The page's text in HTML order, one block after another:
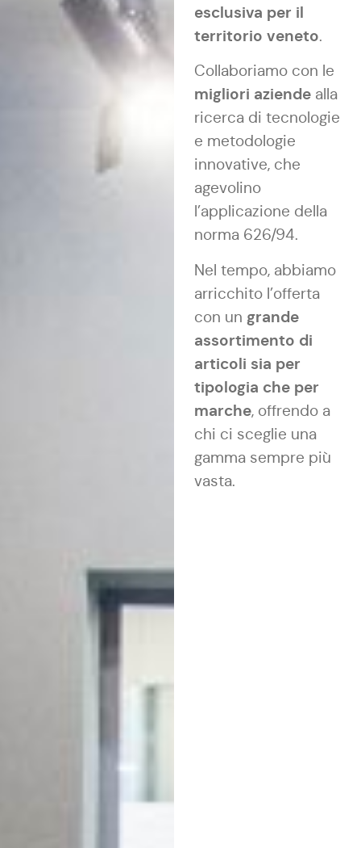
esclusiva per il
territorio veneto.
Collaboriamo con le
migliori aziendealla
ricerca di tecnologie
e metodologie
innovative, che
agevolino
l’applicazione della
norma 626/94.
Nel tempo, abbiamo
arricchito l’offerta
con un grande
assortimento di
articoli sia per
tipologia che per
marche, offrendo a
chi ci sceglie una
gamma sempre più
vasta.